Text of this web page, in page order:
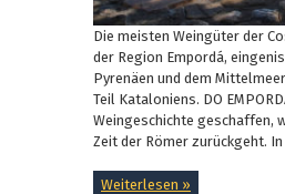
Die meisten Weingüter der
der Region Empordá,
Pyrenäen und dem
Teil Kataloniens. DO
Weingeschichte geschaffen,
Zeit der Römer zurückgeht.
Weiterlesen »